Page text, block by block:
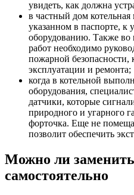
увидеть, как должна
в частный дом котельная
указанном в паспорте, к
оборудованию. Также
работ необходимо
пожарной безопасности,
эксплуатации и ремонта;
когда в котельной
оборудования,
датчики, которые
природного и угарного
форточка. Еще не
позволит обеспечить
Можно ли
самостоятельно